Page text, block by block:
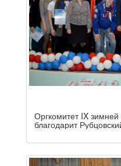
Оргкомитет IX
благодарит